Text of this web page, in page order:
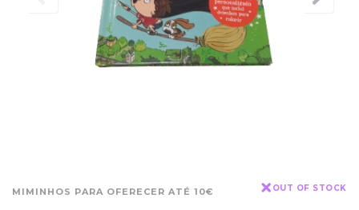
MIMINHOS PARA OFERECER ATÉ 10€ OUT OF STOCK